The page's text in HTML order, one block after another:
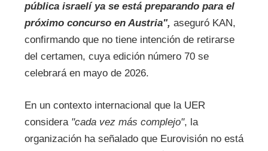
pública israelí ya se está preparando para el
próximo concurso en Austria", aseguró KAN,
confirmando que no tiene intención de retirarse
del certamen, cuya edición número 70 se
celebrará en mayo de 2026.
En un contexto internacional que la UER
considera "cada vez más complejo", la
organización ha señalado que Eurovisión no está